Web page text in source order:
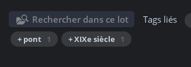
Rechercher dans ce lot Tags liés
+ pont 1 + XIXe siècle 1